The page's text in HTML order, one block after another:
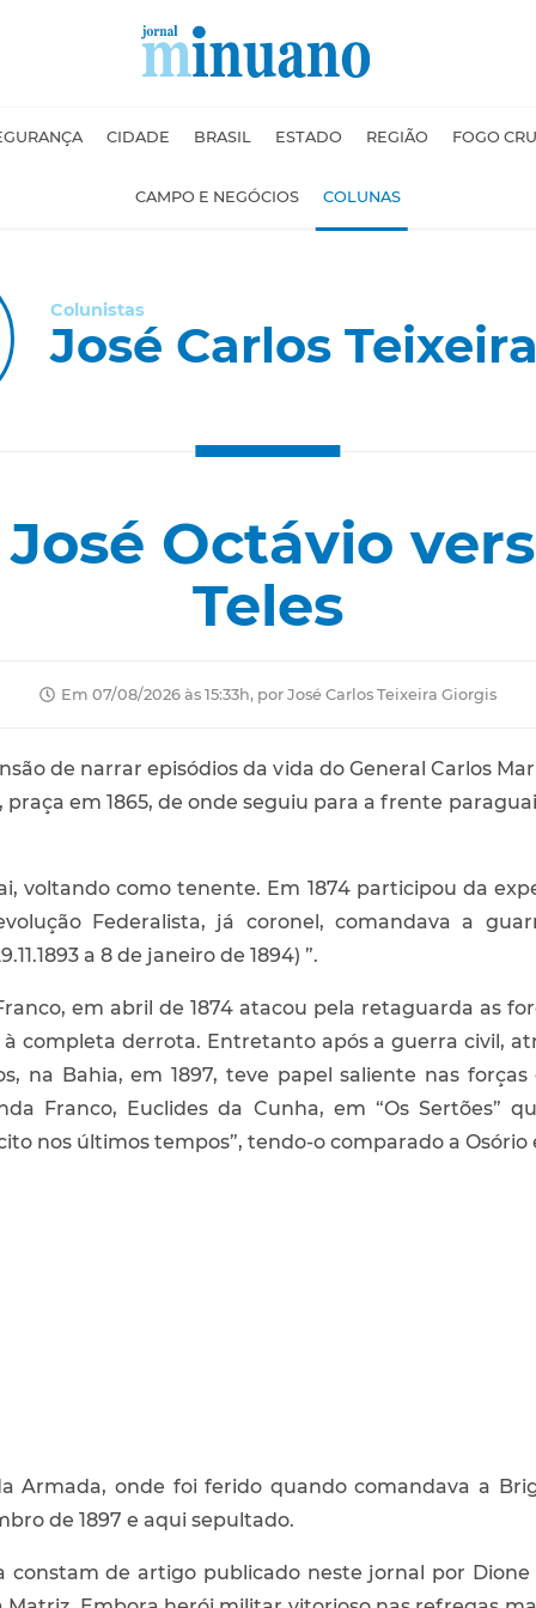
CIDADE BRASIL ESTADO REGIÃO FOGO
CAMPO E NEGÓCIOS COLUNAS
Colunistas
José Carlos
Octávio
Teles
Em 07/08/2026 às 15:33h, por José Carlos Teixeira Giorgis
de narrar episódios da vida do General Carlos
em 1865, de onde seguiu para a frente
voltando como tenente. Em 1874 participou da
Federalista, já coronel, comandava a
a 8 de janeiro de 1894) ”.
em abril de 1874 atacou pela retaguarda as
à completa derrota. Entretanto após a guerra civil,
na Bahia, em 1897, teve papel saliente nas
Franco, Euclides da Cunha, em “Os Sertões”
nos últimos tempos”, tendo-o comparado a
Armada, onde foi ferido quando comandava a
de 1897 e aqui sepultado.
constam de artigo publicado neste jornal por Dione